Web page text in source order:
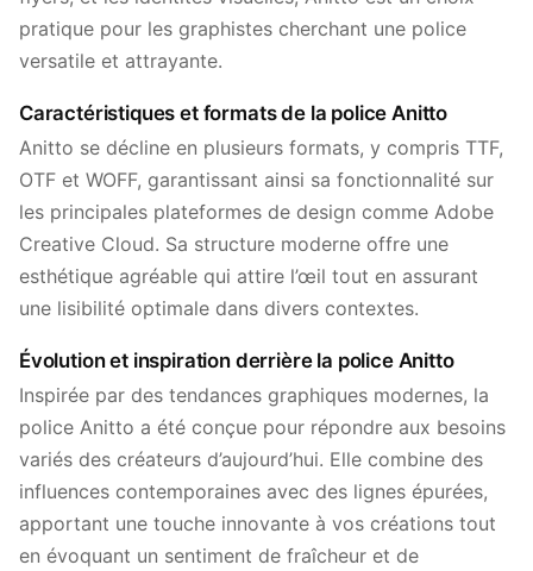
pratique pour les graphistes cherchant une police
versatile et attrayante.
Caractéristiques et formats de la police Anitto
Anitto se décline en plusieurs formats, y compris TTF,
OTF et WOFF, garantissant ainsi sa fonctionnalité sur
les principales plateformes de design comme Adobe
Creative Cloud. Sa structure moderne offre une
esthétique agréable qui attire l’œil tout en assurant
une lisibilité optimale dans divers contextes.
Évolution et inspiration derrière la police Anitto
Inspirée par des tendances graphiques modernes, la
police Anitto a été conçue pour répondre aux besoins
variés des créateurs d’aujourd’hui. Elle combine des
influences contemporaines avec des lignes épurées,
apportant une touche innovante à vos créations tout
en évoquant un sentiment de fraîcheur et de